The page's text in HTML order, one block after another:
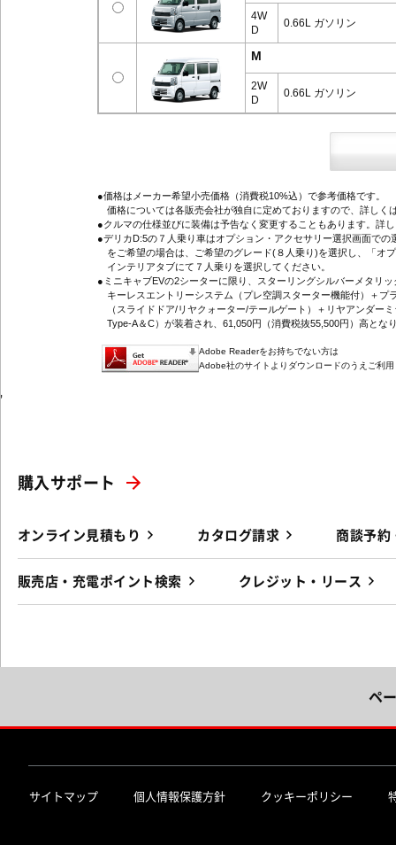
4W
D
0.66L ガソリン
M
2W
D
0.66L ガソリン
●価格はメーカー希望小売価格（消費税10%込）で参考価格です。
価格については各販売会社が独自に定めておりますので、詳しく
●クルマの仕様並びに装備は予告なく変更することもあります。詳
●デリカD:5の７人乗り車はオプション・アクセサリー選択画面での
をご希望の場合は、ご希望のグレード(８人乗り)を選択し、「オ
インテリアタブにて７人乗りを選択してください。
●ミニキャブEVの2シーターに限り、スターリングシルバーメタリ
キーレスエントリーシステム（プレ空調スターター機能付）＋プ
（スライドドア/リヤクォーター/テールゲート）＋リヤアンダー
Type-A＆C）が装着され、61,050円（消費税抜55,500円）高とな
Adobe Readerをお持ちでない方は
Adobe社のサイトよりダウンロードのうえご利
'
購入サポート
オンライン見積もり カタログ請求 商談予約
販売店・充電ポイント検索 クレジット・リース
ペ
サイトマップ 個人情報保護方針 クッキーポリシー